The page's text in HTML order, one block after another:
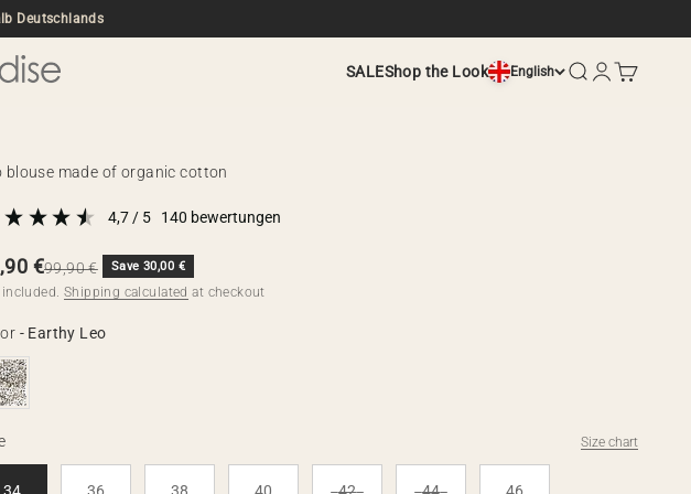
Deutschlands
SALEShop the Look English SearchLoginCart
blouse made of organic cotton
4,7 / 5 140 bewertungen
price
€Regular price
99,90 € Save 30,00 €
included. Shipping calculated at checkout
-Earthy LeoColor
Size chart
34 36 38 40 42 44 46